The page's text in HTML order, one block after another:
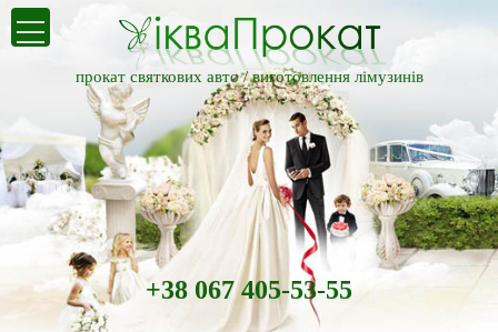
прокат святкових авто /виготовлення лімузинів
+38 067 405-53-55